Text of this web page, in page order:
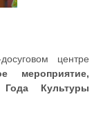
центре
мероприятие,
Культуры